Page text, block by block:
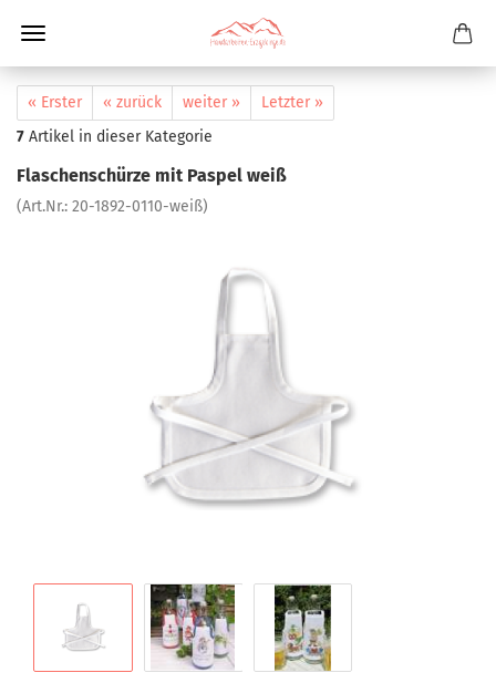
« Erster « zurück weiter »
Letzter »
7 Artikel in dieser Kategorie
Flaschenschürze mit Paspel weiß
(Art.Nr.: 20-1892-0110-weiß)